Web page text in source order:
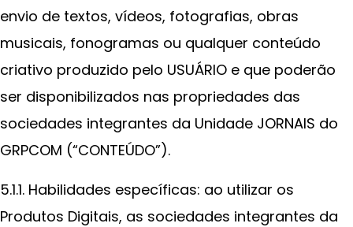
envio de textos, vídeos, fotografias, obras
musicais, fonogramas ou qualquer conteúdo
criativo produzido pelo USUÁRIO e que poderão
ser disponibilizados nas propriedades das
sociedades integrantes da Unidade JORNAIS do
GRPCOM (“CONTEÚDO”).
5.1.1. Habilidades específicas: ao utilizar os
Produtos Digitais, as sociedades integrantes da